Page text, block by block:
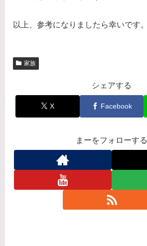
以上、参考になりましたら幸いです。
家族
シェアする
X Facebook
まーをフォローする